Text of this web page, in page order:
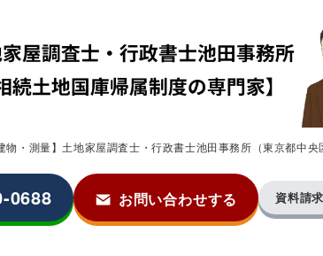
物・測量】土地家屋調査士・行政書士池田事務所（東京都中
0688 お問い合わせする 資料請